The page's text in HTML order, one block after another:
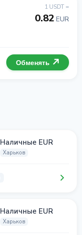
1 USDT =
0.82 EUR
Обменять
Наличные EUR
Харьков
Наличные EUR
Харьков